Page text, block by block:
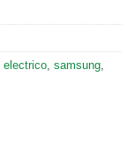
electrico, samsung,